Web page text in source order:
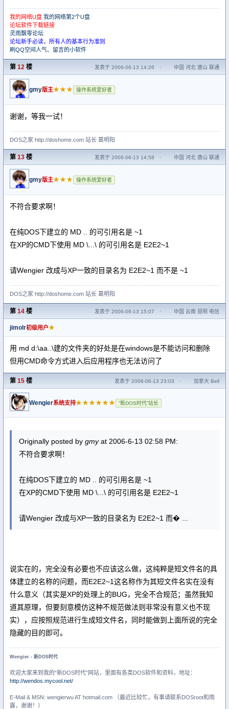
我的网络U盘 我的网络第2个U盘
论坛软件下载链接
灵雨飘零论坛
论坛新手必读，所有人的基本行为准则
刷QQ空间人气、留言的小软件
第 12 楼 发表于 2006-06-13 14:26 · 中国 河北 唐山 联通
gmy版主★★★ 操作系统爱好者
谢谢，等我一试！
DOS之家 http://doshome.com 站长 葛明阳
第 13 楼 发表于 2006-06-13 14:58 · 中国 河北 唐山 联通
gmy版主★★★ 操作系统爱好者
不符合要求啊！
在纯DOS下建立的 MD .. 的可引用名是 ~1
在XP的CMD下使用 MD \...\ 的可引用名是 E2E2~1
请Wengier 改成与XP一致的目录名为 E2E2~1 而不是 ~1
DOS之家 http://doshome.com 站长 葛明阳
第 14 楼 发表于 2006-06-13 15:07 · 中国 云南 昆明 电信
jimolr初级用户★
用 md d:\aa..\建的文件夹的好处是在windows是不能访问和删除
但用CMD命令方式进入后应用程序也无法访问了
第 15 楼 发表于 2006-06-13 23:03 · 加拿大 Bell
Wengier系统支持★★★★★★ “新DOS时代”站长
Originally posted by gmyat 2006-6-13 02:58 PM:
不符合要求啊！
在纯DOS下建立的 MD .. 的可引用名是 ~1
在XP的CMD下使用 MD \...\ 的可引用名是 E2E2~1
请Wengier 改成与XP一致的目录名为 E2E2~1 而� ...
说实在的，完全没有必要也不应该这么做，这纯粹是短文件名的具
体建立的名称的问题，而E2E2~1这名称作为其短文件名实在没有
什么意义（其实是XP的处理上的BUG，完全不合规范；虽然我知
道其原理，但要刻意模仿这种不规范做法则非常没有意义也不现
实），应按照规范进行生成短文件名，同时能做到上面所说的完全
隐藏的目的即可。
Wengier - 新DOS时代
欢迎大家来到我的“新DOS时代”网站，里面有各类DOS软件和资料，地址：
http://wendos.mycool.net/
E-Mail & MSN: wengierwu AT hotmail.com （最近比较忙，有事请联系DOSroot和雨
露，谢谢！）